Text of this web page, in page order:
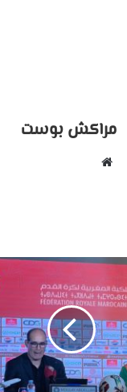
مراكش بوست